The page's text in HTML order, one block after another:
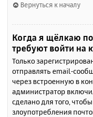
Вернуться к началу
Когда я щёлкаю
требуют войти на
Только
отправлять email-
через встроенную в
администратор
сделано для того,
злоупотребления